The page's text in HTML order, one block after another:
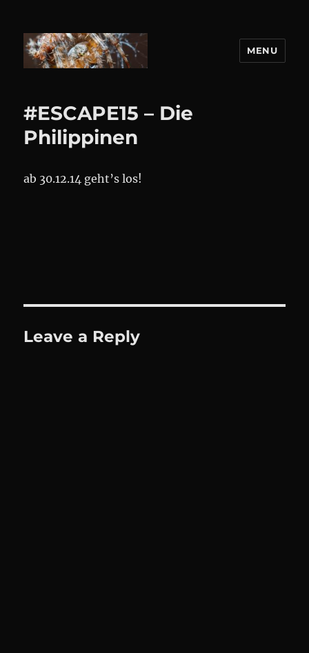
MENU
#ESCAPE15 – Die
Philippinen
ab 30.12.14 geht’s los!
Leave a Reply